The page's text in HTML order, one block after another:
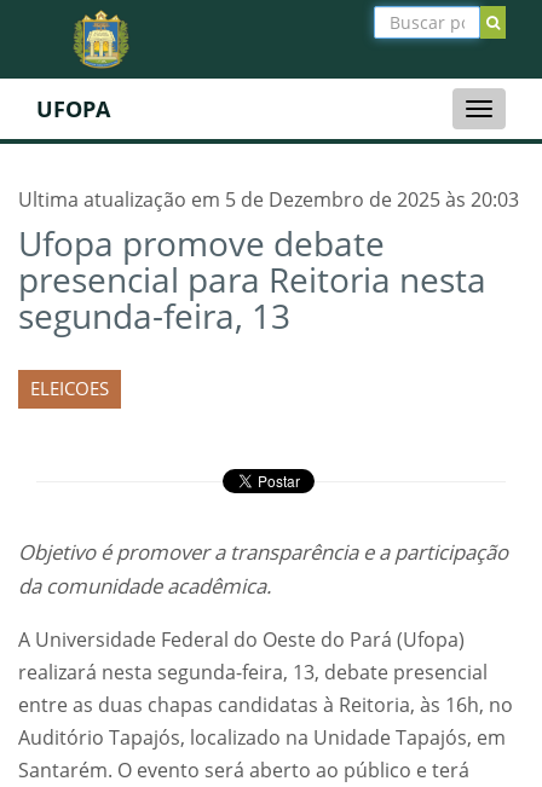
Toggle
UFOPA
Ultima atualização em 5 de Dezembro de 2025 às 20:03
Ufopa promove debate
presencial para Reitoria nesta
segunda-feira, 13
ELEICOES
Objetivo é promover a transparência e a participação
da comunidade acadêmica.
A Universidade Federal do Oeste do Pará (Ufopa)
realizará nesta segunda-feira, 13, debate presencial
entre as duas chapas candidatas à Reitoria, às 16h, no
Auditório Tapajós, localizado na Unidade Tapajós, em
Santarém. O evento será aberto ao público e terá